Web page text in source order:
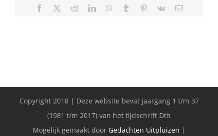
Facebook RedditLinkedInWhatsApp
Tumblr Pinterest
Vk
E-
Copyright 2018 | Deze website bevat jaargang 1 t/m 37
(1981 t/m 2017) van het tijdschrift Dth
Mogelijk gemaakt door Gedachten Uitpluizen |